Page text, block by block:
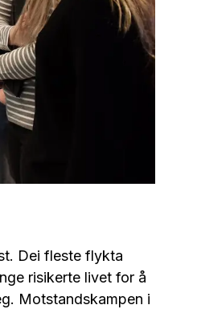
Dei fleste flykta
risikerte livet for å
Motstandskampen i